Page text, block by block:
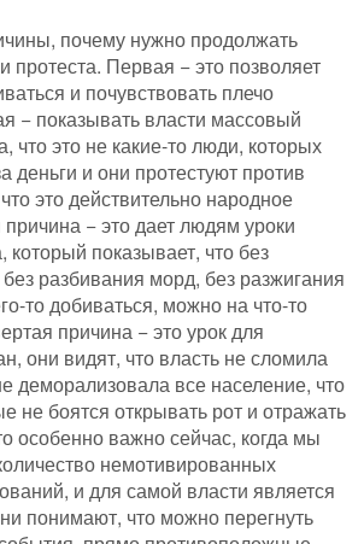
почему нужно продолжать
протеста. Первая − это позволяет
и почувствовать плечо
− показывать власти массовый
что это не какие-то люди, которых
деньги и они протестуют против
это действительно народное
− это дает людям уроки
который показывает, что без
разбивания морд, без разжигания
то добиваться, можно на что-то
причина − это урок для
они видят, что власть не сломила
деморализовала все население, что
не боятся открывать рот и отражать
особенно важно сейчас, когда мы
немотивированных
и для самой власти является
понимают, что можно перегнуть